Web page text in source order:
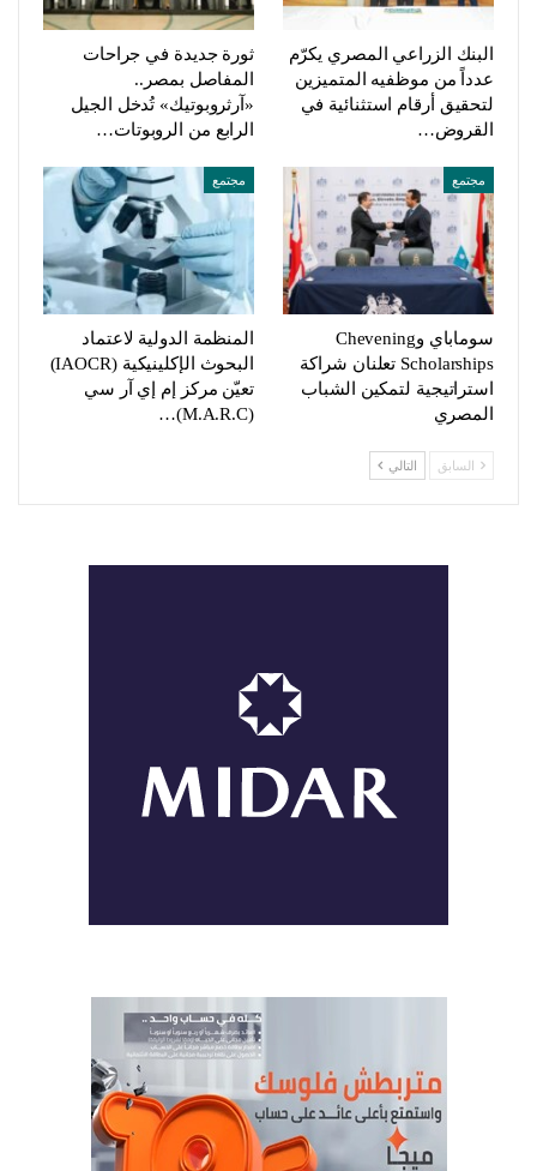
البنك الزراعي المصري يكرّم
عدداً من موظفيه المتميزين
لتحقيق أرقام استثنائية في
القروض…
ثورة جديدة في جراحات
المفاصل بمصر..
«آرثروبوتيك» تُدخل الجيل
الرابع من الروبوتات…
مجتمع
سوماباي وChevening
Scholarships تعلنان شراكة
استراتيجية لتمكين الشباب
المصري
مجتمع
المنظمة الدولية لاعتماد
البحوث الإكلينيكية (IAOCR)
تعيّن مركز إم إي آر سي
(M.A.R.C)…
السابق التالي